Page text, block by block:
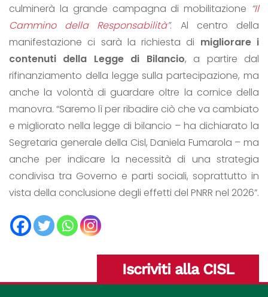
culminerà la grande campagna di mobilitazione “Il
Cammino della Responsabilità”. Al centro della
manifestazione ci sarà la richiesta di migliorare i
contenuti della Legge di Bilancio, a partire dal
rifinanziamento della legge sulla partecipazione, ma
anche la volontà di guardare oltre la cornice della
manovra. “Saremo lì per ribadire ciò che va cambiato
e migliorato nella legge di bilancio – ha dichiarato la
Segretaria generale della Cisl, Daniela Fumarola – ma
anche per indicare la necessità di una strategia
condivisa tra Governo e parti sociali, soprattutto in
vista della conclusione degli effetti del PNRR nel 2026”.
Iscriviti alla CISL